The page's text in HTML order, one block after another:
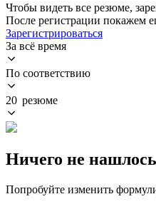
Чтобы видеть все резюме,
После регистрации покажем
Зарегистрироваться
За всё время
По соответствию
20 резюме
Ничего не нашлось
Попробуйте изменить